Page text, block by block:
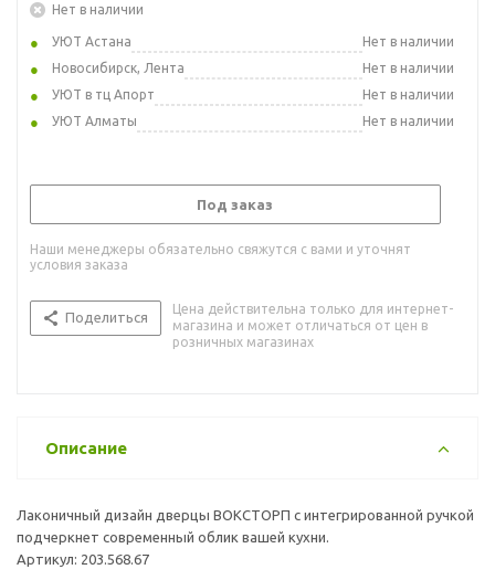
Нет в наличии
УЮТ Астана
Нет в наличии
Новосибирск, Лента
Нет в наличии
УЮТ в тц Апорт
Нет в наличии
УЮТ Алматы
Нет в наличии
Под заказ
Наши менеджеры обязательно свяжутся с вами и уточнят
условия заказа
Поделиться
Цена действительна только для интернет-
магазина и может отличаться от цен в
розничных магазинах
Описание
Лаконичный дизайн дверцы ВОКСТОРП с интегрированной ручкой
подчеркнет современный облик вашей кухни.
Артикул: 203.568.67